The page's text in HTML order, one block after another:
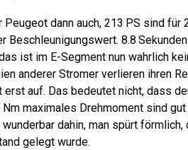
dann auch, 213 PS sind für
Beschleunigungswert. 8.8
ist im E-Segment nun wahrlich
anderer Stromer verlieren ihren
erst auf. Das bedeutet nicht, dass
maximales Drehmoment sind
dahin, man spürt
gelegt wurde.